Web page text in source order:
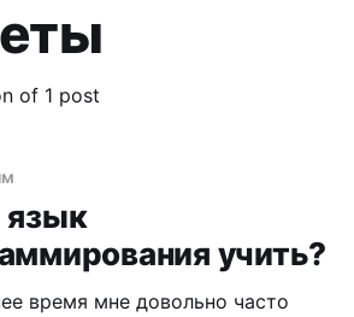
of 1 post
язык
учить?
время мне довольно часто